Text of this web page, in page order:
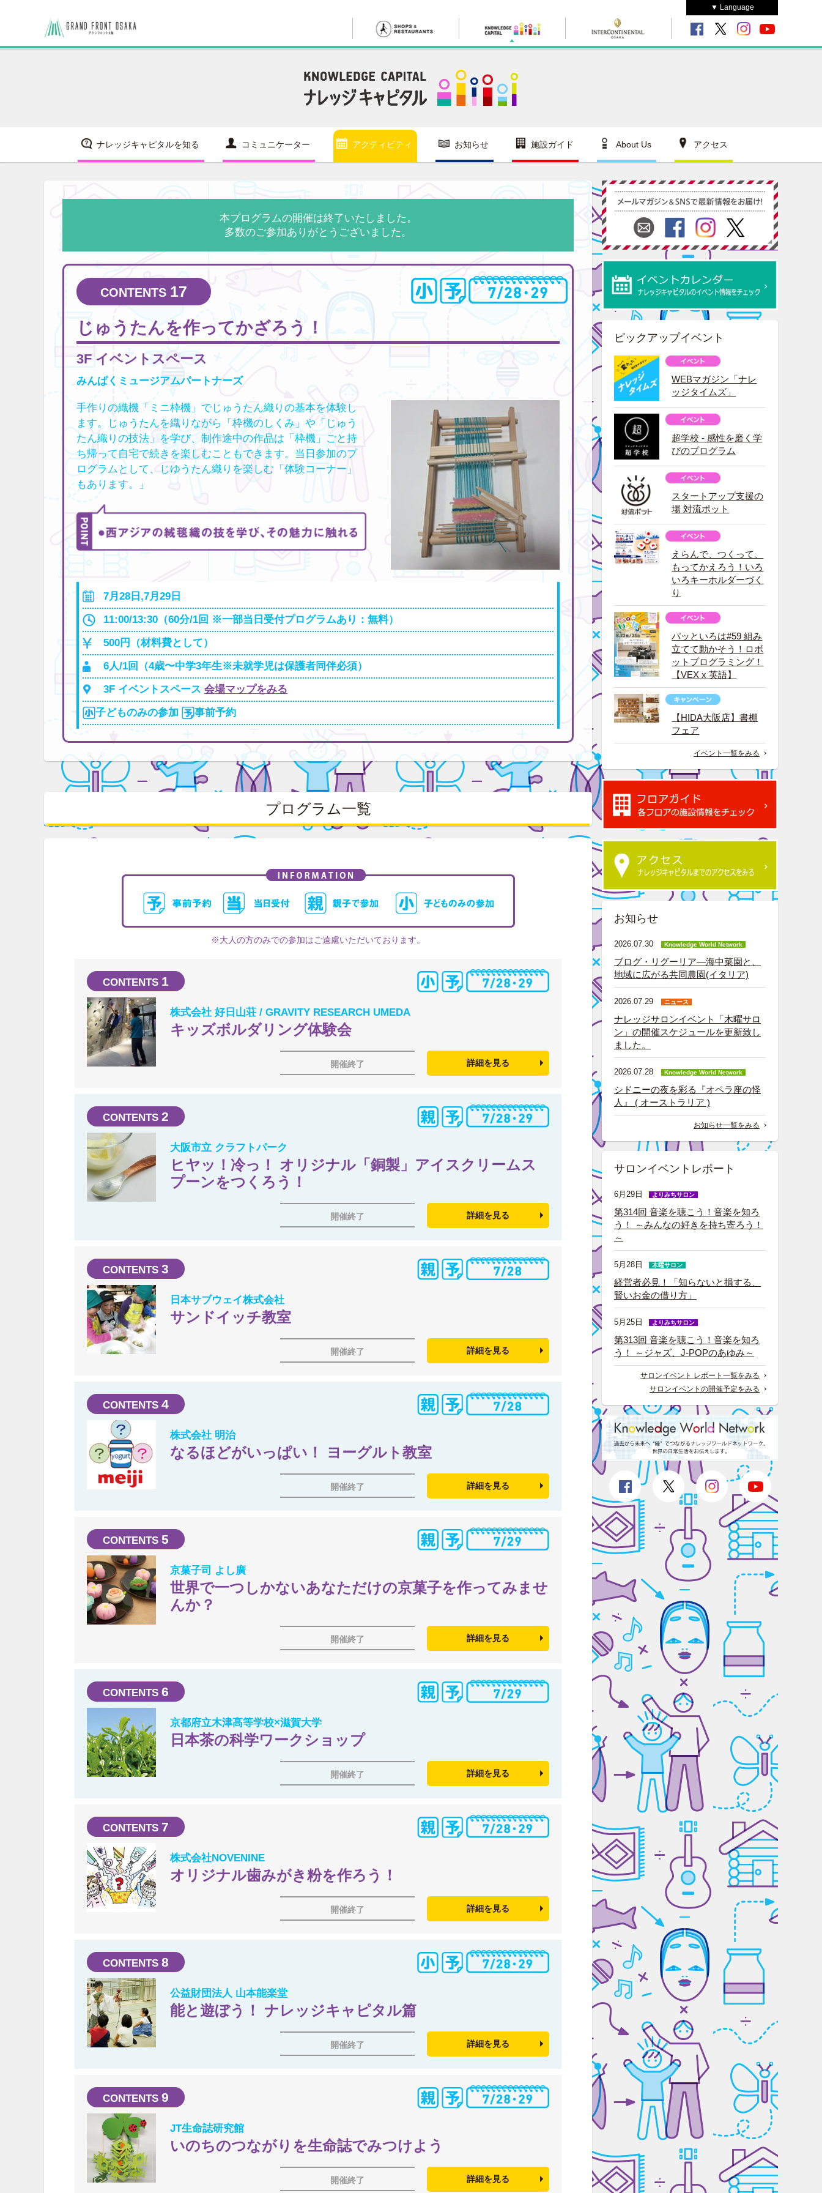
▼ Language
ナレッジキャピタルを知る コミュニケーター アクティビティ お知らせ 施設ガイド About Us アクセス
本プログラムの開催は終了いたしました。
多数のご参加ありがとうございました。
17
じゅうたんを作ってかざろう！
3F イベントスペース
みんぱくミュージアムパートナーズ
手作りの織機「ミニ枠機」でじゅうたん織りの基本を体験し
ます。じゅうたんを織りながら「枠機のしくみ」や「じゅう
たん織りの技法」を学び、制作途中の作品は「枠機」ごと持
ち帰って自宅で続きを楽しむこともできます。当日参加のプ
ログラムとして、じゆうたん織りを楽しむ「体験コーナー」
もあります。」
7月28日,7月29日
11:00/13:30（60分/1回 ※一部当日受付プログラムあり：無料）
500円（材料費として）
6人/1回（4歳〜中学3年生※未就学児は保護者同伴必須）
3F イベントスペース 会場マップをみる
子どものみの参加
事前予約
プログラム一覧
※大人の方のみでの参加はご遠慮いただいております。
1
株式会社 好日山荘 / GRAVITY RESEARCH UMEDA
キッズボルダリング体験会
開催終了 詳細を見る
2
大阪市立 クラフトパーク
ヒヤッ！冷っ！ オリジナル「銅製」アイスクリームス
プーンをつくろう！
開催終了 詳細を見る
3
日本サブウェイ株式会社
サンドイッチ教室
開催終了 詳細を見る
4
株式会社 明治
なるほどがいっぱい！ ヨーグルト教室
開催終了 詳細を見る
5
京菓子司 よし廣
世界で一つしかないあなただけの京菓子を作ってみませ
んか？
開催終了 詳細を見る
6
京都府立木津高等学校×滋賀大学
日本茶の科学ワークショップ
開催終了 詳細を見る
7
株式会社NOVENINE
オリジナル歯みがき粉を作ろう！
開催終了 詳細を見る
8
公益財団法人 山本能楽堂
能と遊ぼう！ ナレッジキャピタル篇
開催終了 詳細を見る
9
JT生命誌研究館
いのちのつながりを生命誌でみつけよう
開催終了 詳細を見る
ピックアップイベント
WEBマガジン「ナレ
ッジタイムズ」
超学校 - 感性を磨く学
びのプログラム
スタートアップ支援の
場 対流ポット
えらんで、つくって、
もってかえろう！いろ
いろキーホルダーづく
り
パッといろは#59 組み
立てて動かそう！ロボ
ットプログラミング！
【VEX x 英語】
【HIDA大阪店】書棚
フェア
イベント一覧をみる
お知らせ
2026.07.30 Knowledge World Network
ブログ・リグーリア―海中菜園と、
地域に広がる共同農園(イタリア)
2026.07.29 ニュース
ナレッジサロンイベント「木曜サロ
ン」の開催スケジュールを更新致し
ました。
2026.07.28 Knowledge World Network
シドニーの夜を彩る『オペラ座の怪
人』 ( オーストラリア )
お知らせ一覧をみる
サロンイベントレポート
6月29日 よりみちサロン
第314回 音楽を聴こう！音楽を知ろ
う！ ～みんなの好きを持ち寄ろう！
～
5月28日 木曜サロン
経営者必見！「知らないと損する、
賢いお金の借り方」
5月25日 よりみちサロン
第313回 音楽を聴こう！音楽を知ろ
う！ ～ジャズ、J-POPのあゆみ～
サロンイベント レポート一覧をみる
サロンイベントの開催予定をみる